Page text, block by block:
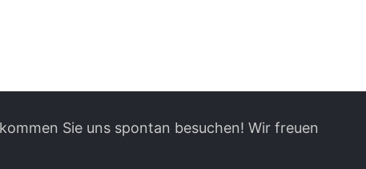
Sie uns spontan besuchen! Wir freuen